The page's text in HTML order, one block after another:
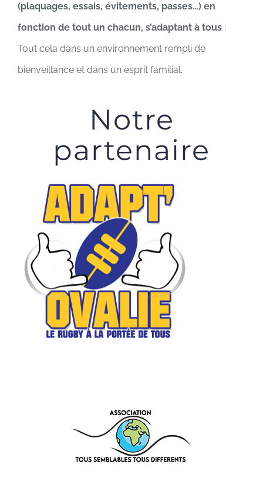
(plaquages, essais, évitements, passes…) en
fonction de tout un chacun, s’adaptant à tous;
Tout cela dans un environnement rempli de
bienveillance et dans un esprit familial.
Notre
partenaire